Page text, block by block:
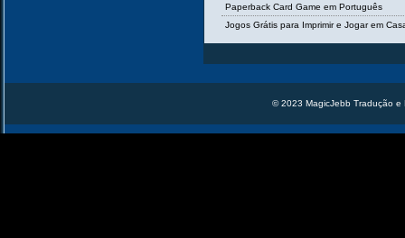
Paperback Card Game em Português
Jogos Grátis para Imprimir e Jogar em
© 2023 MagicJebb Tradução e